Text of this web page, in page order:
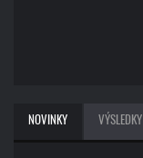
NOVINKY VÝSLEDKY